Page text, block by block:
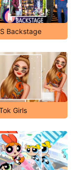
Backstage
Girls